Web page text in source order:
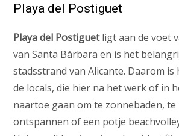
Playa del Postiguet
Playa del Postiguetligt aan de voet
van Santa Bárbara en is het
stadsstrand van Alicante. Daarom
de locals, die hier na het werk of in
naartoe gaan om te zonnebaden, te
ontspannen of een potje